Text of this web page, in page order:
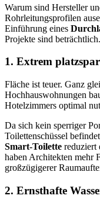
Warum sind Hersteller
Rohrleitungsprofilen
Einführung eines
Projekte sind beträchtlich.
1. Extrem
Fläche ist teuer. Ganz
Hochhauswohnungen
Hotelzimmers optimal
Da sich kein sperriger
Toilettenschüssel
Smart-Toilette reduziert
haben Architekten mehr
großzügigerer
2. Ernsthafte